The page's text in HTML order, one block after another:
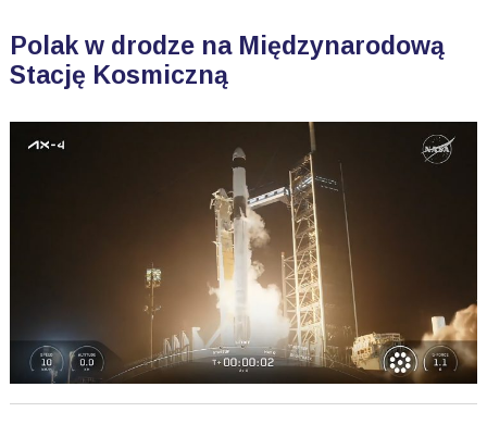
Polak w drodze na Międzynarodową
Stację Kosmiczną